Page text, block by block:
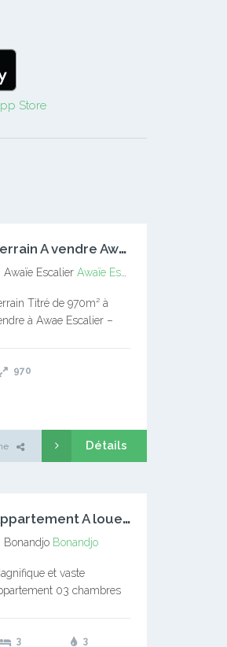
T
errain A vendre Awaïe Escalier
Awaïe EscalierAwaïe Escalier
Titré de 970m² à
à Awae Escalier –
Catholique –
970
Détails
A
ppartement A louer Bonandjo
Bonandjo Bonandjo
et vaste
03 chambres
01 vaste salon 01
3
3